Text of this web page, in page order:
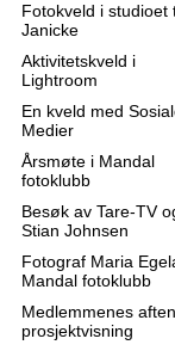
Fotokveld i studioet
Janicke
Aktivitetskveld i
Lightroom
En kveld med
Medier
Årsmøte i Mandal
fotoklubb
Besøk av Tare-TV
Stian Johnsen
Fotograf Maria
Mandal fotoklubb
Medlemmenes
prosjektvisning